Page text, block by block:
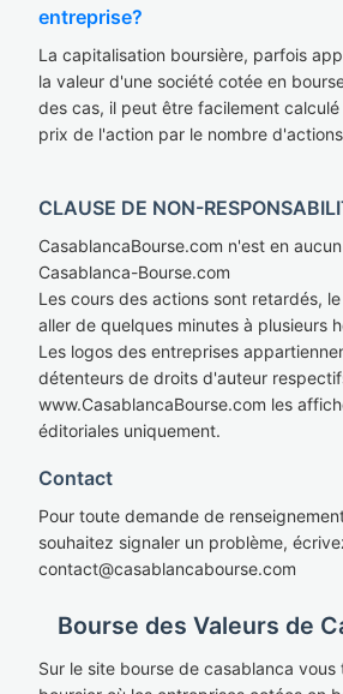
entreprise?
La capitalisation boursière, parfois
la valeur d'une société cotée en
des cas, il peut être facilement
prix de l'action par le nombre
CLAUSE DE NON-
CasablancaBourse.com n'est en
Casablanca-Bourse.com
Les cours des actions sont retardés,
aller de quelques minutes à plusieurs
Les logos des entreprises
détenteurs de droits d'auteur
www.CasablancaBourse.com les
éditoriales uniquement.
Contact
Pour toute demande de
souhaitez signaler un problème,
contact@casablancabourse.com
Bourse des Valeurs de
Sur le site bourse de casablanca